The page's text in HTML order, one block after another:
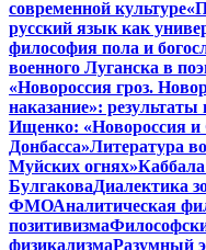
современной культуре
русский язык как
философия пола и
военного Луганска в
«Новороссия гроз.
наказание»: результаты
Ищенко: «Новороссия и
Донбасса»Литература
Муйских огнях»
БулгаковаДиалектика
ФМОАналитическая
позитивизма
физикализмаРазумный